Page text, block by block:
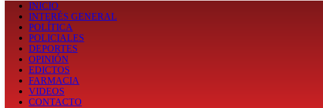
INICIO
INTERÉS GENERAL
POLÍTICA
POLICIALES
DEPORTES
OPINIÓN
EDICTOS
FARMACIA
VIDEOS
CONTACTO